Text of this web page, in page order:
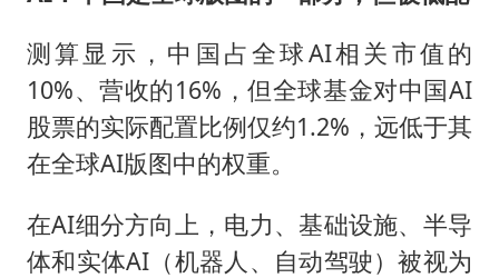
测算显示，中国占全球AI相关市值的
10%、营收的16%，但全球基金对中国AI
股票的实际配置比例仅约1.2%，远低于其
在全球AI版图中的权重。
在AI细分方向上，电力、基础设施、半导
体和实体AI（机器人、自动驾驶）被视为